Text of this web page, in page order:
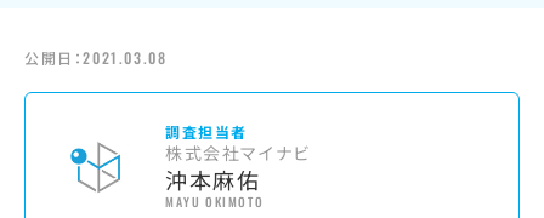
公開日：2021.03.08
調査担当者
株式会社マイナビ
沖本麻佑
MAYU OKIMOTO